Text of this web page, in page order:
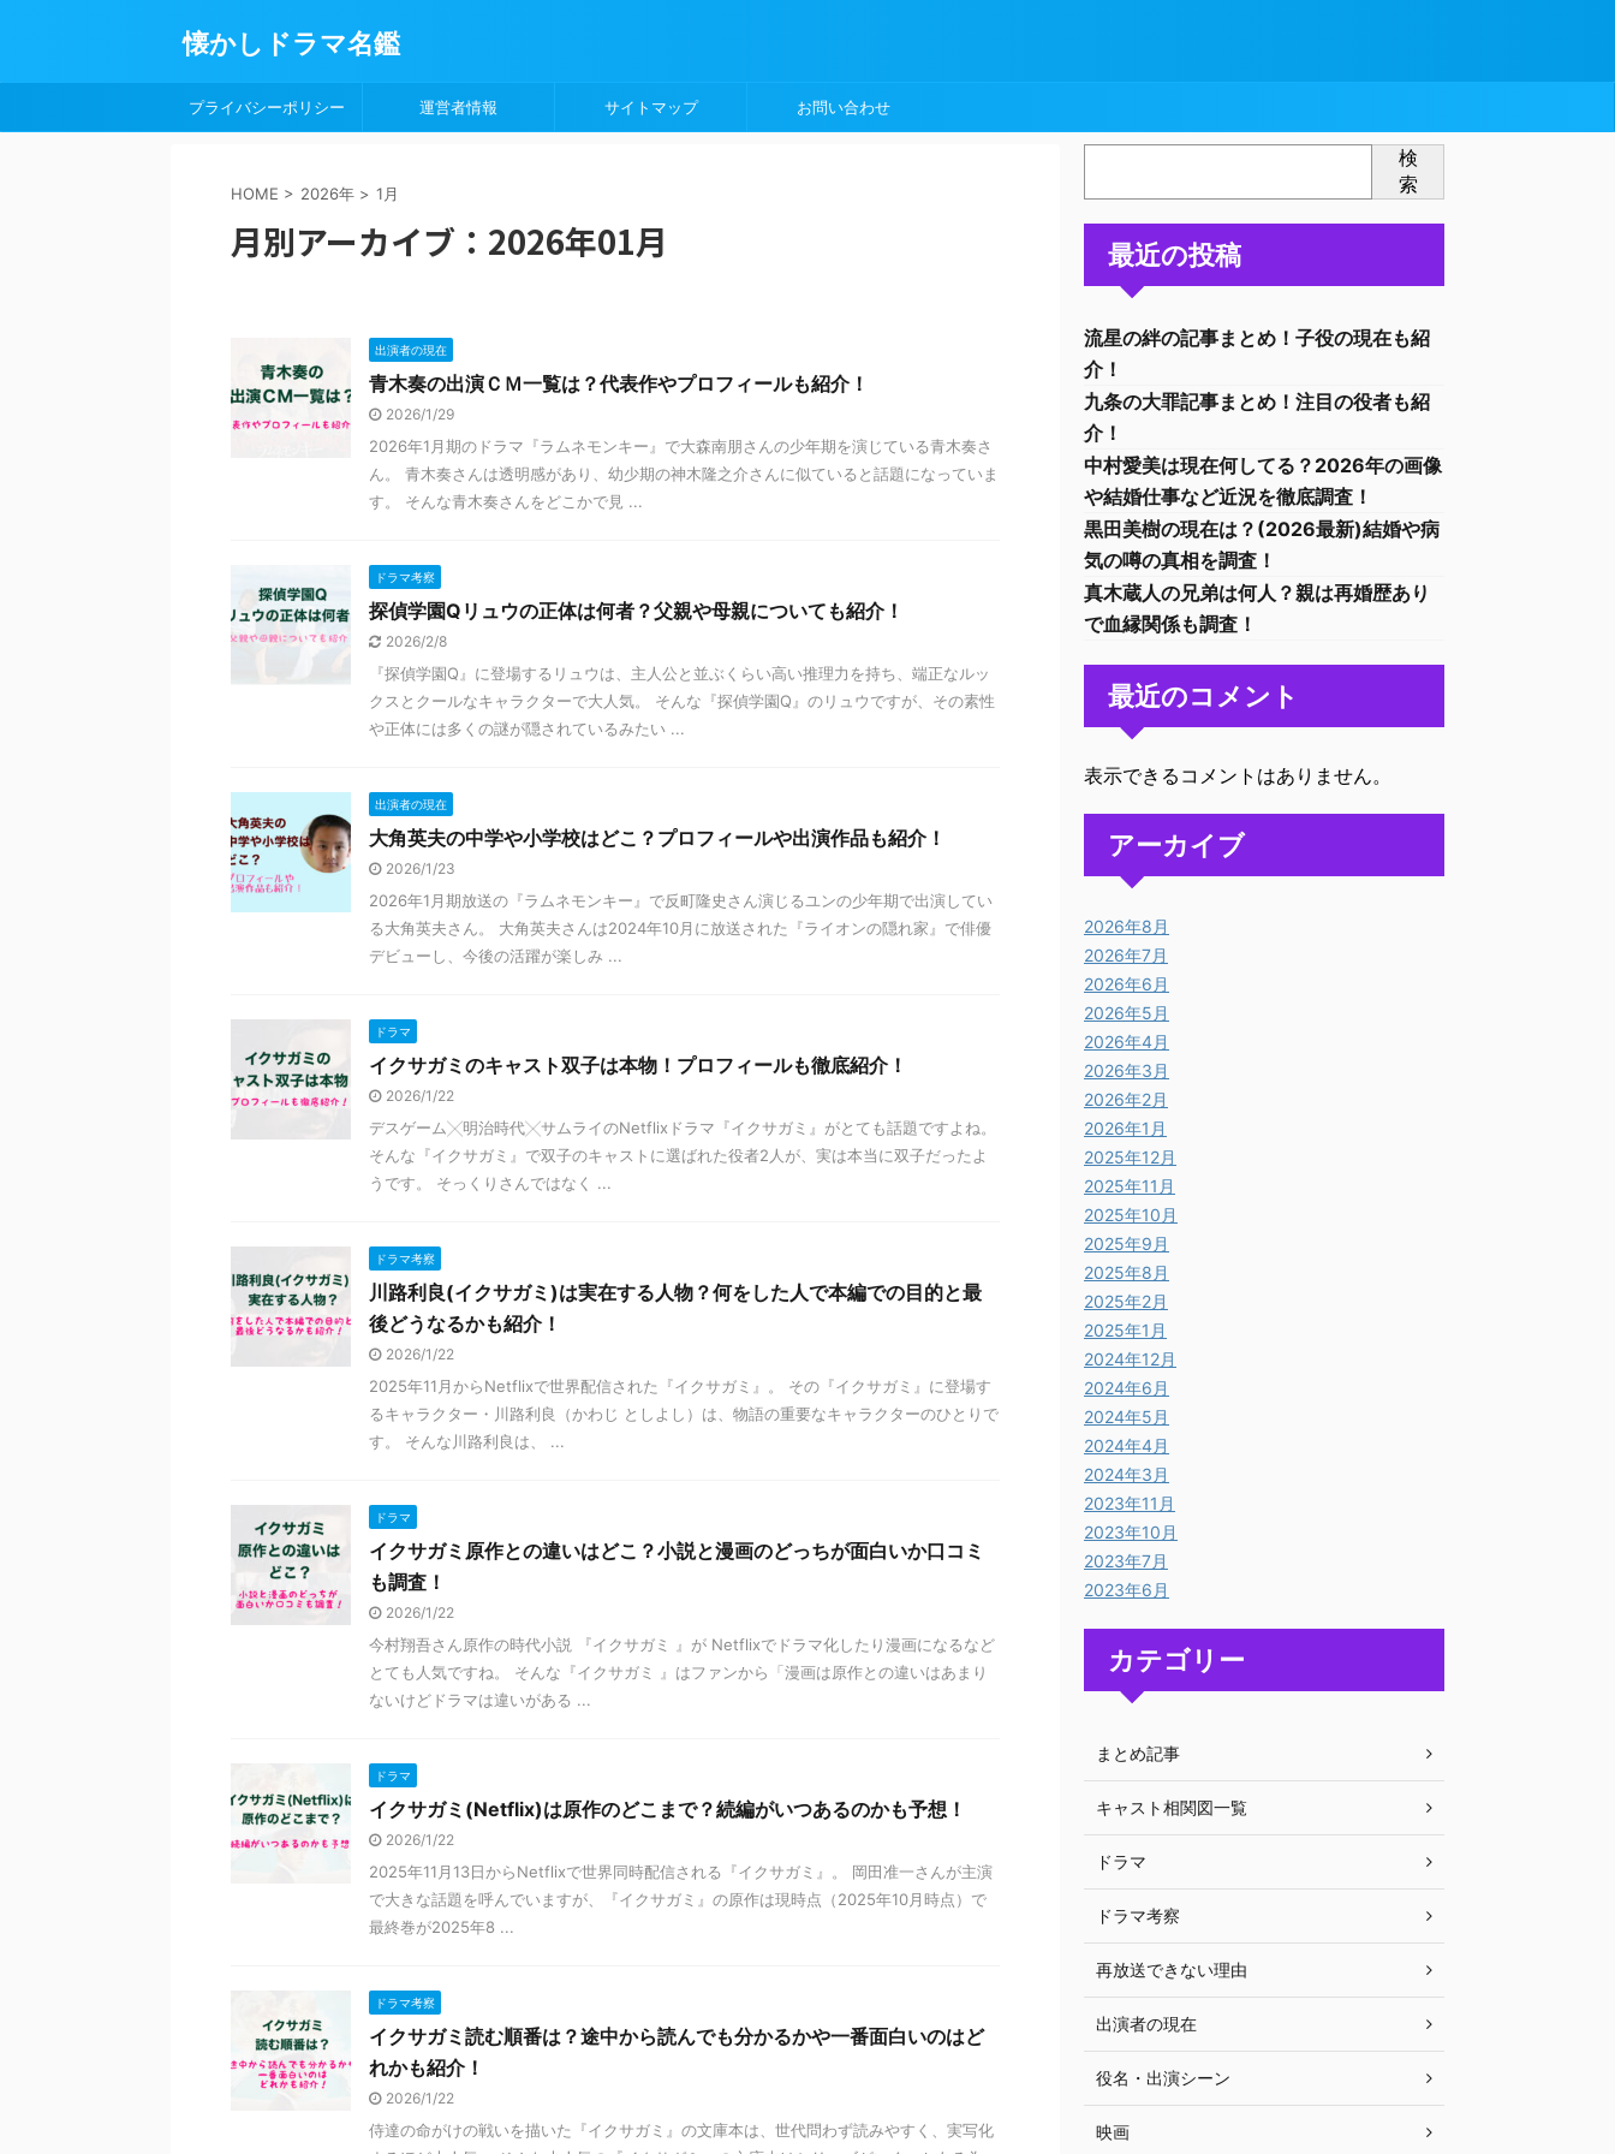
懐かしドラマ名鑑
プライバシーポリシー 運営者情報 サイトマップ お問い合わせ
HOME > 2026年 > 1月
月別アーカイブ：2026年01月
出演者の現在
青木奏の出演ＣＭ一覧は？代表作やプロフィールも紹介！
2026/1/29
2026年1月期のドラマ『ラムネモンキー』で大森南朋さんの少年期を演じている青木奏さ
ん。 青木奏さんは透明感があり、幼少期の神木隆之介さんに似ていると話題になっていま
す。 そんな青木奏さんをどこかで見 ...
ドラマ考察
探偵学園Qリュウの正体は何者？父親や母親についても紹介！
2026/2/8
『探偵学園Q』に登場するリュウは、主人公と並ぶくらい高い推理力を持ち、端正なルッ
クスとクールなキャラクターで大人気。 そんな『探偵学園Q』のリュウですが、その素性
や正体には多くの謎が隠されているみたい ...
出演者の現在
大角英夫の中学や小学校はどこ？プロフィールや出演作品も紹介！
2026/1/23
2026年1月期放送の『ラムネモンキー』で反町隆史さん演じるユンの少年期で出演してい
る大角英夫さん。 大角英夫さんは2024年10月に放送された『ライオンの隠れ家』で俳優
デビューし、今後の活躍が楽しみ ...
ドラマ
イクサガミのキャスト双子は本物！プロフィールも徹底紹介！
2026/1/22
デスゲーム╳明治時代╳サムライのNetflixドラマ『イクサガミ』がとても話題ですよね。
そんな『イクサガミ』で双子のキャストに選ばれた役者2人が、実は本当に双子だったよ
うです。 そっくりさんではなく ...
ドラマ考察
川路利良(イクサガミ)は実在する人物？何をした人で本編での目的と最
後どうなるかも紹介！
2026/1/22
2025年11月からNetflixで世界配信された『イクサガミ』。 その『イクサガミ』に登場す
るキャラクター・川路利良（かわじ としよし）は、物語の重要なキャラクターのひとりで
す。 そんな川路利良は、 ...
ドラマ
イクサガミ原作との違いはどこ？小説と漫画のどっちが面白いか口コミ
も調査！
2026/1/22
今村翔吾さん原作の時代小説 『イクサガミ 』が Netflixでドラマ化したり漫画になるなど
とても人気ですね。 そんな『イクサガミ 』はファンから「漫画は原作との違いはあまり
ないけどドラマは違いがある ...
ドラマ
イクサガミ(Netflix)は原作のどこまで？続編がいつあるのかも予想！
2026/1/22
2025年11月13日からNetflixで世界同時配信される『イクサガミ』。 岡田准一さんが主演
で大きな話題を呼んでいますが、『イクサガミ』の原作は現時点（2025年10月時点）で
最終巻が2025年8 ...
ドラマ考察
イクサガミ読む順番は？途中から読んでも分かるかや一番面白いのはど
れかも紹介！
2026/1/22
侍達の命がけの戦いを描いた『イクサガミ』の文庫本は、世代問わず読みやすく、実写化
検
索
最近の投稿
流星の絆の記事まとめ！子役の現在も紹
介！
九条の大罪記事まとめ！注目の役者も紹
介！
中村愛美は現在何してる？2026年の画像
や結婚仕事など近況を徹底調査！
黒田美樹の現在は？(2026最新)結婚や病
気の噂の真相を調査！
真木蔵人の兄弟は何人？親は再婚歴あり
で血縁関係も調査！
最近のコメント
表示できるコメントはありません。
アーカイブ
2026年8月
2026年7月
2026年6月
2026年5月
2026年4月
2026年3月
2026年2月
2026年1月
2025年12月
2025年11月
2025年10月
2025年9月
2025年8月
2025年2月
2025年1月
2024年12月
2024年6月
2024年5月
2024年4月
2024年3月
2023年11月
2023年10月
2023年7月
2023年6月
カテゴリー
まとめ記事
キャスト相関図一覧
ドラマ
ドラマ考察
再放送できない理由
出演者の現在
役名・出演シーン
映画